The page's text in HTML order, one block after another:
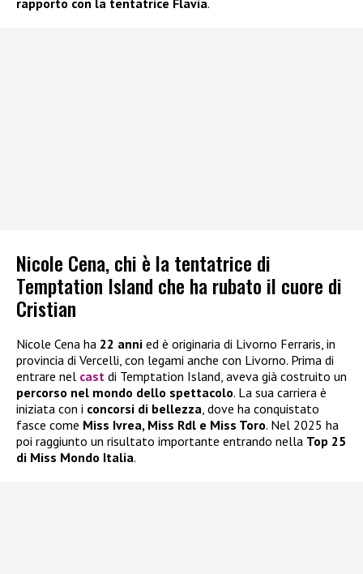
Nicole Cena, chi è la tentatrice di
Temptation Island che ha rubato il cuore di
Cristian
Nicole Cena ha 22 anni ed è originaria di Livorno Ferraris, in
provincia di Vercelli, con legami anche con Livorno. Prima di
entrare nel cast di Temptation Island, aveva già costruito un
percorso nel mondo dello spettacolo. La sua carriera è
iniziata con i concorsi di bellezza, dove ha conquistato
fasce come Miss Ivrea, Miss Rdl e Miss Toro. Nel 2025 ha
poi raggiunto un risultato importante entrando nella Top 25
di Miss Mondo Italia.